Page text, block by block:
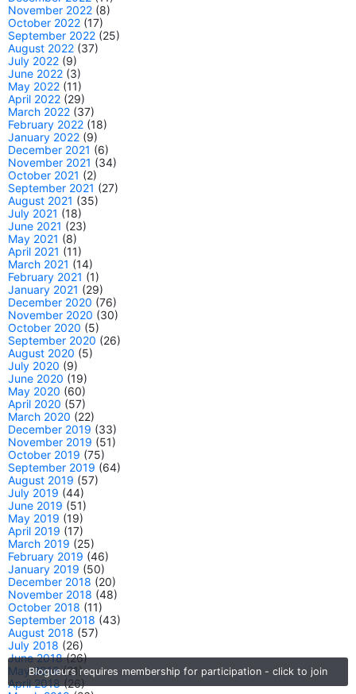
Blogueurs requires membership for participation - click to join
November 2022 (8)
October 2022 (17)
September 2022 (25)
August 2022 (37)
July 2022 (9)
June 2022 (3)
May 2022 (11)
April 2022 (29)
March 2022 (37)
February 2022 (18)
January 2022 (9)
December 2021 (6)
November 2021 (34)
October 2021 (2)
September 2021 (27)
August 2021 (35)
July 2021 (18)
June 2021 (23)
May 2021 (8)
April 2021 (11)
March 2021 (14)
February 2021 (1)
January 2021 (29)
December 2020 (76)
November 2020 (30)
October 2020 (5)
September 2020 (26)
August 2020 (5)
July 2020 (9)
June 2020 (19)
May 2020 (60)
April 2020 (57)
March 2020 (22)
December 2019 (33)
November 2019 (51)
October 2019 (75)
September 2019 (64)
August 2019 (57)
July 2019 (44)
June 2019 (51)
May 2019 (19)
April 2019 (17)
March 2019 (25)
February 2019 (46)
January 2019 (50)
December 2018 (20)
November 2018 (48)
October 2018 (11)
September 2018 (43)
August 2018 (57)
July 2018 (26)
June 2018(26)
May 2018(21)
April 2018(26)